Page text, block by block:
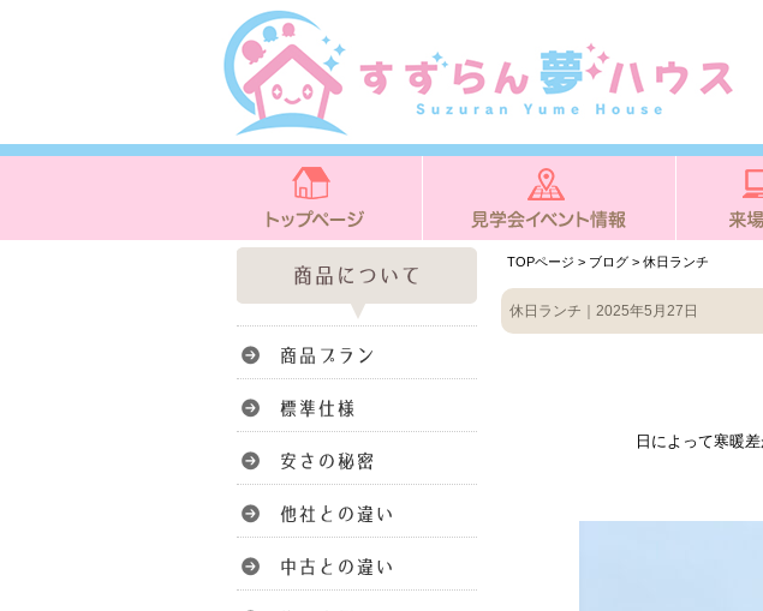
TOPページ > ブログ > 休日ランチ
休日ランチ｜2025年5月27日
日によって寒暖